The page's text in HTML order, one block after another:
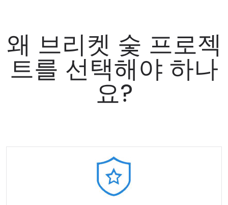
왜 브리켓 숯 프로젝
트를 선택해야 하나
요?